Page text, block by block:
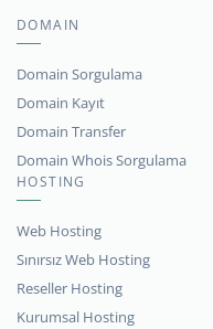
DOMAIN
Domain Sorgulama
Domain Kayıt
Domain Transfer
Domain Whois Sorgulama
HOSTING
Web Hosting
Sınırsız Web Hosting
Reseller Hosting
Kurumsal Hosting